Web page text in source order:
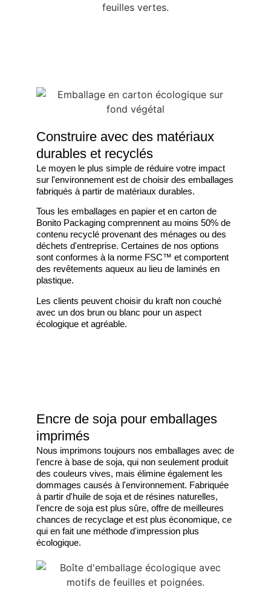
Construire avec des matériaux
durables et recyclés
Le moyen le plus simple de réduire votre impact
sur l'environnement est de choisir des emballages
fabriqués à partir de matériaux durables.
Tous les emballages en papier et en carton de
Bonito Packaging comprennent au moins 50% de
contenu recyclé provenant des ménages ou des
déchets d'entreprise. Certaines de nos options
sont conformes à la norme FSC™ et comportent
des revêtements aqueux au lieu de laminés en
plastique.
Les clients peuvent choisir du kraft non couché
avec un dos brun ou blanc pour un aspect
écologique et agréable.
Encre de soja pour emballages
imprimés
Nous imprimons toujours nos emballages avec de
l'encre à base de soja, qui non seulement produit
des couleurs vives, mais élimine également les
dommages causés à l'environnement. Fabriquée
à partir d'huile de soja et de résines naturelles,
l'encre de soja est plus sûre, offre de meilleures
chances de recyclage et est plus économique, ce
qui en fait une méthode d'impression plus
écologique.